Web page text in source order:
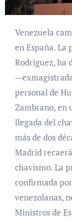
Venezuela cambiará su representación diplomática
en España. La
Rodríguez, ha
personal de
Zambrano, en
llegada del
más de dos
Madrid
chavismo. La
confirmada
venezolanas,
Ministros de